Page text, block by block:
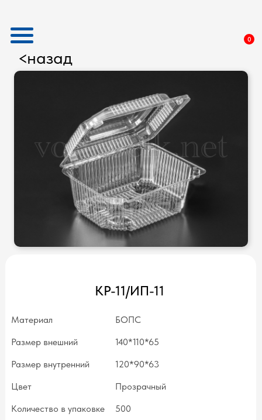
КР-11/ИП-11
БОПС
Материал
назад
<
Размер внешний
140*110*65
Размер внутренний
120*90*63
Цвет
Прозрачный
Количество в упаковке
500